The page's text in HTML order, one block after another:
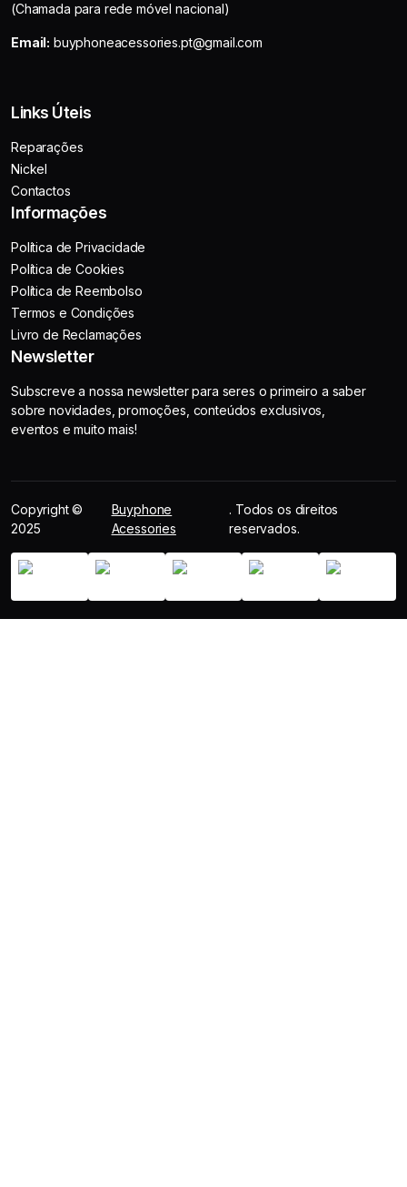
(Chamada para rede móvel nacional)
Email: buyphoneacessories.pt@gmail.com
Links Úteis
Reparações
Nickel
Contactos
Informações
Política de Privacidade
Política de Cookies
Política de Reembolso
Termos e Condições
Livro de Reclamações
Newsletter
Subscreve a nossa newsletter para seres o primeiro a saber
sobre novidades, promoções, conteúdos exclusivos,
eventos e muito mais!
Copyright ©
2025
Buyphone
Acessories
. Todos os direitos
reservados.